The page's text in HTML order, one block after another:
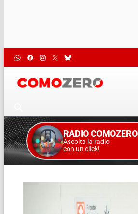
RADIO COMOZERO
Ascolta la radio
con un click!